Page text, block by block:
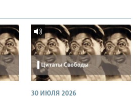
30 ИЮЛЯ 2026